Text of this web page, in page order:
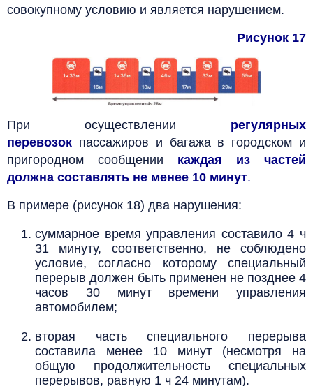
совокупному условию и является нарушением.
Рисунок 17
При осуществлении регулярных
перевозок пассажиров и багажа в городском и
пригородном сообщении каждая из частей
должна составлять не менее 10 минут.
В примере (рисунок 18) два нарушения:
суммарное время управления составило 4 ч
31 минуту, соответственно, не соблюдено
условие, согласно которому специальный
перерыв должен быть применен не позднее 4
часов 30 минут времени управления
автомобилем;
вторая часть специального перерыва
составила менее 10 минут (несмотря на
общую продолжительность специальных
перерывов, равную 1 ч 24 минутам).